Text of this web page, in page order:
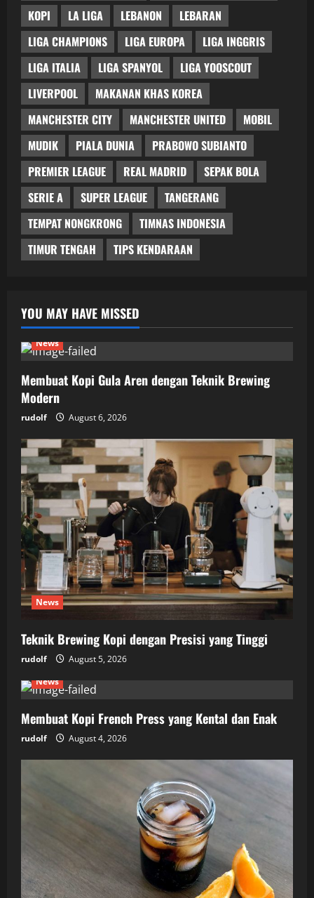
KOPI
LA LIGA LEBANON
LEBARAN
LIGA CHAMPIONS
LIGA EUROPA
LIGA INGGRIS
LIGA ITALIA
LIGA SPANYOL
LIGA YOOSCOUT
LIVERPOOL
MAKANAN KHAS KOREA
MANCHESTER CITY
MANCHESTER UNITED
MOBIL
MUDIK
PIALA DUNIA
PRABOWO SUBIANTO
PREMIER LEAGUE
REAL MADRID
SEPAK BOLA
SERIE A
SUPER LEAGUE
TANGERANG
TEMPAT NONGKRONG
TIMNAS INDONESIA
TIMUR TENGAH
TIPS KENDARAAN
YOU MAY HAVE MISSED
News
Membuat Kopi Gula Aren dengan Teknik Brewing
Modern
rudolf August 6, 2026
News
Teknik Brewing Kopi dengan Presisi yang Tinggi
rudolf
August 5, 2026
News
Membuat Kopi French Press yang Kental dan Enak
rudolf August 4, 2026